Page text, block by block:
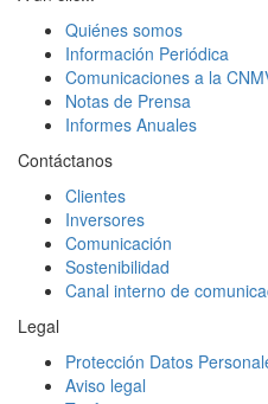
Quiénes somos
Información Periódica
Comunicaciones a la
Notas de Prensa
Informes Anuales
Contáctanos
Clientes
Inversores
Comunicación
Sostenibilidad
Canal interno de
Legal
Protección Datos
Aviso legal